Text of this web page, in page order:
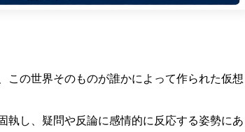
この世界そのものが誰かによって作られた仮想
執し、疑問や反論に感情的に反応する姿勢にあ